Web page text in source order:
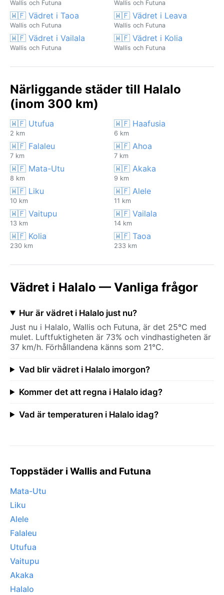
Wallis och Futuna Wallis och Futuna
🇼🇫 Vädret i Taoa
Wallis och Futuna
🇼🇫 Vädret i Leava
Wallis och Futuna
🇼🇫 Vädret i Vailala
Wallis och Futuna
🇼🇫 Vädret i Kolia
Wallis och Futuna
Närliggande städer till Halalo
(inom 300 km)
🇼🇫 Utufua
2 km
🇼🇫 Haafusia
6 km
🇼🇫 Falaleu
7 km
🇼🇫 Ahoa
7 km
🇼🇫 Mata-Utu
8 km
🇼🇫 Akaka
9 km
🇼🇫 Liku
10 km
🇼🇫 Alele
11 km
🇼🇫 Vaitupu
13 km
🇼🇫 Vailala
14 km
🇼🇫 Kolia
230 km
🇼🇫 Taoa
233 km
Vädret i Halalo — Vanliga frågor
Hur är vädret i Halalo just nu?
Just nu i Halalo, Wallis och Futuna, är det 25°C med
mulet. Luftfuktigheten är 73% och vindhastigheten är
37 km/h. Förhållandena känns som 21°C.
Vad blir vädret i Halalo imorgon?
Kommer det att regna i Halalo idag?
Vad är temperaturen i Halalo idag?
Toppstäder i Wallis and Futuna
Mata-Utu
Liku
Alele
Falaleu
Utufua
Vaitupu
Akaka
Halalo